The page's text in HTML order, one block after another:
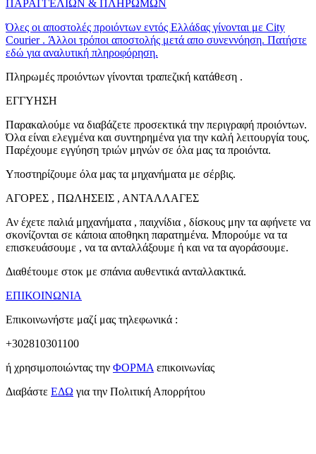
ΠΑΡΑΓΓΕΛΙΩΝ & ΠΛΗΡΩΜΩΝ
Όλες οι αποστολές προιόντων εντός Ελλάδας γίνονται με City
Courier . Άλλοι τρόποι αποστολής μετά απο συνεννόηση. Πατήστε
εδώ για αναλυτική πληροφόρηση.
Πληρωμές προιόντων γίνονται τραπεζική κατάθεση .
ΕΓΓΥΗΣΗ
Παρακαλούμε να διαβάζετε προσεκτικά την περιγραφή προιόντων.
Όλα είναι ελεγμένα και συντηρημένα για την καλή λειτουργία τους.
Παρέχουμε εγγύηση τριών μηνών σε όλα μας τα προιόντα.
Υποστηρίζουμε όλα μας τα μηχανήματα με σέρβις.
ΑΓΟΡΕΣ , ΠΩΛΗΣΕΙΣ , ΑΝΤΑΛΛΑΓΕΣ
Αν έχετε παλιά μηχανήματα , παιχνίδια , δίσκους μην τα αφήνετε να
σκονίζονται σε κάποια αποθηκη παρατημένα. Μπορούμε να τα
επισκευάσουμε , να τα ανταλλάξουμε ή και να τα αγοράσουμε.
Διαθέτουμε στοκ με σπάνια αυθεντικά ανταλλακτικά.
ΕΠΙΚΟΙΝΩΝΙΑ
Επικοινωνήστε μαζί μας τηλεφωνικά :
+302810301100
ή χρησιμοποιώντας την ΦΟΡΜΑ επικοινωνίας
Διαβάστε ΕΔΩ για την Πολιτική Απορρήτου